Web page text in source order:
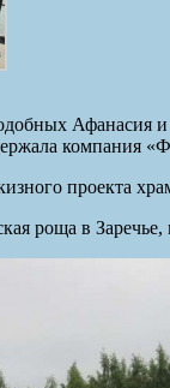
Афанасия
компания
проекта
роща в